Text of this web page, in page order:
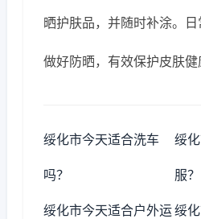
晒护肤品，并随时补涂。
做好防晒，有效保护皮肤健
绥化市今天适合洗车
吗？
绥
服？
绥化市今天适合户外运绥